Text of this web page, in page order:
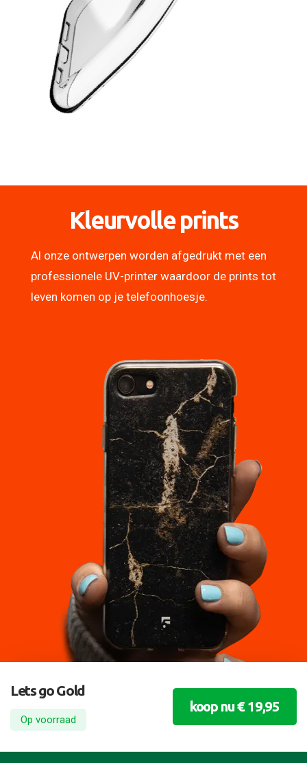
Kleurvolle prints
Al onze ontwerpen worden afgedrukt met een
professionele UV-printer waardoor de prints tot
leven komen op je telefoonhoesje.
Lets go Gold
Op voorraad
koop nu € 19,95